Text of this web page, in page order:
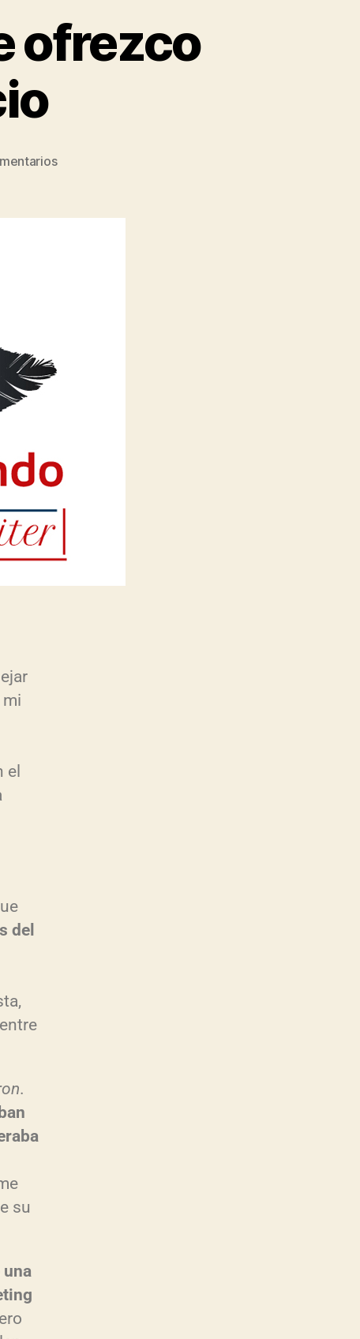
ofrezco
mi
el
del
.
su
una